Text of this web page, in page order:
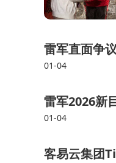
雷军直面争
01-04
雷军2026新
01-04
客易云集团